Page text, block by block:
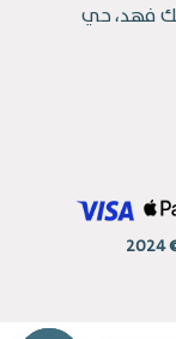
طريق الملك فهد، حي